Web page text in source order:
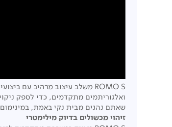
ואלגוריתמים מתקדמים, כדי לספק
שאתם נהנים מבית נקי באמת,
זיהוי מכשולים בדיוק מילימטרי